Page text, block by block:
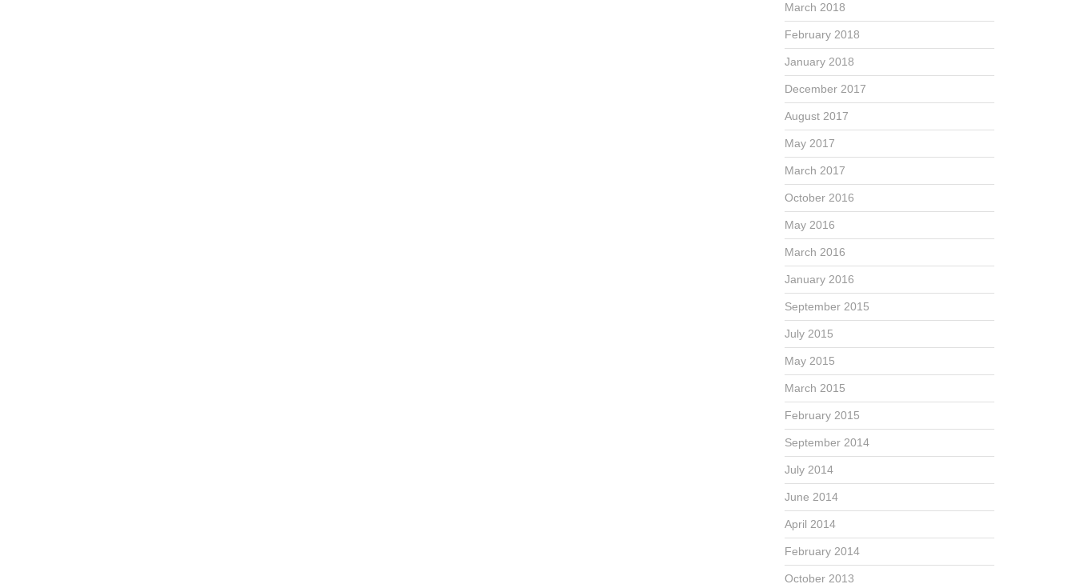
March 2018
February 2018
January 2018
December 2017
August 2017
May 2017
March 2017
October 2016
May 2016
March 2016
January 2016
September 2015
July 2015
May 2015
March 2015
February 2015
September 2014
July 2014
June 2014
April 2014
February 2014
October 2013